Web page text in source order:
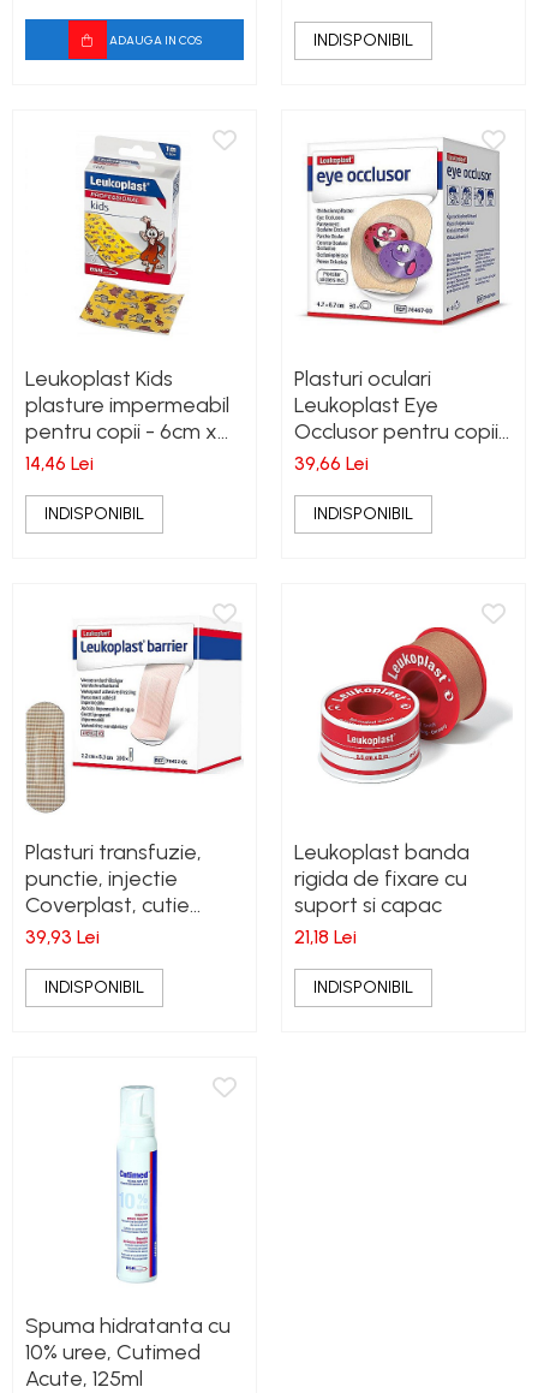
ADAUGA IN COS INDISPONIBIL
Leukoplast Kids
plasture impermeabil
pentru copii - 6cm x
1m
14,46 Lei
INDISPONIBIL
Plasturi oculari
Leukoplast Eye
Occlusor pentru copii,
4.7cm x 6.7cm
39,66 Lei
INDISPONIBIL
Plasturi transfuzie,
punctie, injectie
Coverplast, cutie
50buc
39,93 Lei
INDISPONIBIL
Leukoplast banda
rigida de fixare cu
suport si capac
21,18 Lei
INDISPONIBIL
Spuma hidratanta cu
10% uree, Cutimed
Acute, 125ml